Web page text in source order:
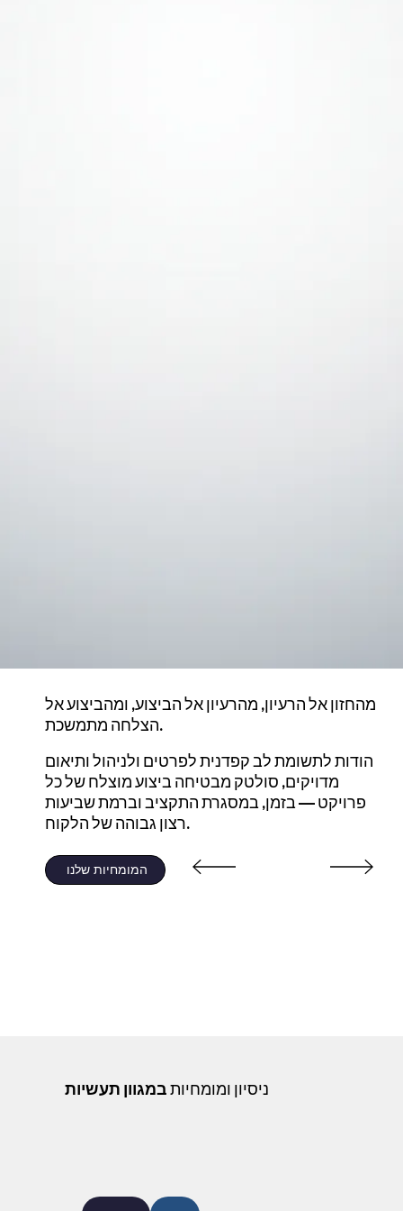
מהחזון אל הרעיון, מהרעיון אל הביצוע, ומהביצוע אל
הצלחה מתמשכת.
הודות לתשומת לב קפדנית לפרטים ולניהול ותיאום
מדויקים, סולטק מבטיחה ביצוע מוצלח של כל
פרויקט — בזמן, במסגרת התקציב וברמת שביעות
רצון גבוהה של הלקוח.
המומחיות שלנו
ניסיון ומומחיותבמגוון תעשיות